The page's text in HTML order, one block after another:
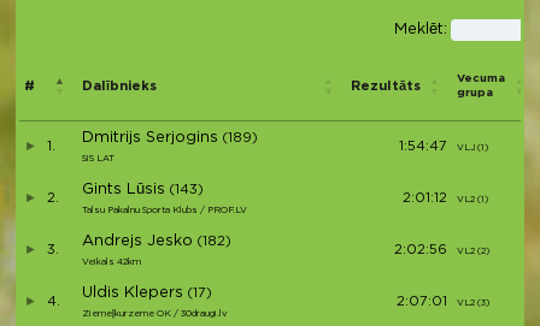
Meklēt:
# Dalībnieks Rezultāts
Vecuma
grupa
1.
Dmitrijs Serjogins (189)
SiS LAT
1:54:47 VLJ (1)
2.
Gints Lūsis (143)
Talsu Pakalnu Sporta Klubs / PROF.LV
2:01:12 VL2 (1)
3.
Andrejs Jesko (182)
Veikals 42km
2:02:56 VL2 (2)
4.
Uldis Klepers (17)
Ziemeļkurzeme OK / 30draugi.lv
2:07:01 VL2 (3)